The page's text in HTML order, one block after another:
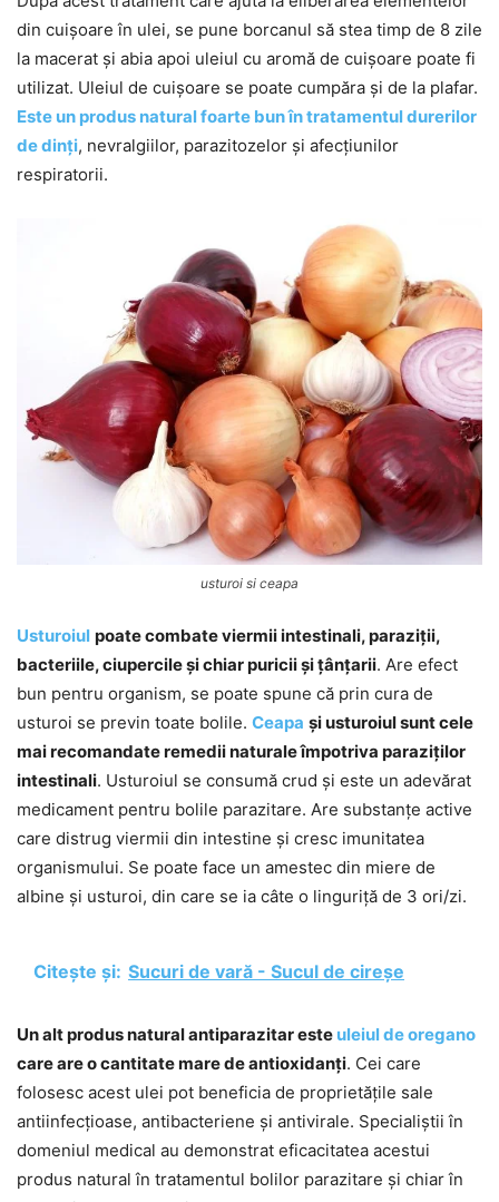
din cuișoare în ulei, se pune borcanul să stea timp de 8 zile
la macerat și abia apoi uleiul cu aromă de cuișoare poate fi
utilizat. Uleiul de cuișoare se poate cumpăra și de la plafar.
Este un produs natural foarte bun în tratamentul durerilor
de dinți, nevralgiilor, parazitozelor și afecțiunilor
respiratorii.
usturoi si ceapa
Usturoiul poate combate viermii intestinali, paraziții,
bacteriile, ciupercile și chiar puricii și țânțarii. Are efect
bun pentru organism, se poate spune că prin cura de
usturoi se previn toate bolile. Ceapa și usturoiul sunt cele
mai recomandate remedii naturale împotriva paraziților
intestinali. Usturoiul se consumă crud și este un adevărat
medicament pentru bolile parazitare. Are substanțe active
care distrug viermii din intestine și cresc imunitatea
organismului. Se poate face un amestec din miere de
albine și usturoi, din care se ia câte o linguriță de 3 ori/zi.
Citește și: Sucuri de vară - Sucul de cireșe
Un alt produs natural antiparazitar este uleiul de oregano
care are o cantitate mare de antioxidanți. Cei care
folosesc acest ulei pot beneficia de proprietățile sale
antiinfecțioase, antibacteriene și antivirale. Specialiștii în
domeniul medical au demonstrat eficacitatea acestui
produs natural în tratamentul bolilor parazitare și chiar în